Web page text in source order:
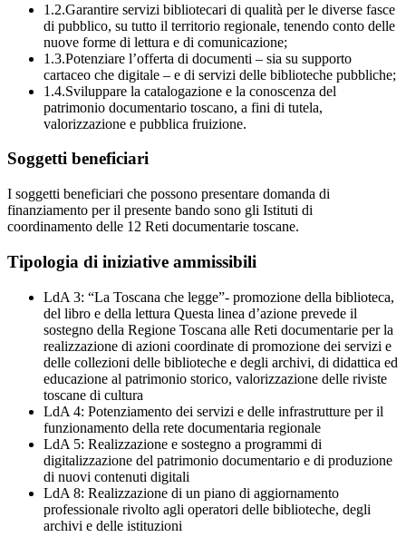
1.2.Garantire servizi bibliotecari di qualità per le diverse fasce
di pubblico, su tutto il territorio regionale, tenendo conto delle
nuove forme di lettura e di comunicazione;
1.3.Potenziare l’offerta di documenti – sia su supporto
cartaceo che digitale – e di servizi delle biblioteche pubbliche;
1.4.Sviluppare la catalogazione e la conoscenza del
patrimonio documentario toscano, a fini di tutela,
valorizzazione e pubblica fruizione.
Soggetti beneficiari
I soggetti beneficiari che possono presentare domanda di
finanziamento per il presente bando sono gli Istituti di
coordinamento delle 12 Reti documentarie toscane.
Tipologia di iniziative ammissibili
LdA 3: “La Toscana che legge”- promozione della biblioteca,
del libro e della lettura Questa linea d’azione prevede il
sostegno della Regione Toscana alle Reti documentarie per la
realizzazione di azioni coordinate di promozione dei servizi e
delle collezioni delle biblioteche e degli archivi, di didattica ed
educazione al patrimonio storico, valorizzazione delle riviste
toscane di cultura
LdA 4: Potenziamento dei servizi e delle infrastrutture per il
funzionamento della rete documentaria regionale
LdA 5: Realizzazione e sostegno a programmi di
digitalizzazione del patrimonio documentario e di produzione
di nuovi contenuti digitali
LdA 8: Realizzazione di un piano di aggiornamento
professionale rivolto agli operatori delle biblioteche, degli
archivi e delle istituzioni